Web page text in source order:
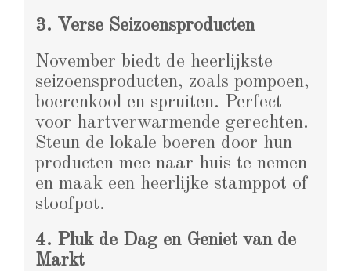
3. Verse Seizoensproducten
November biedt de heerlijkste
seizoensproducten, zoals pompoen,
boerenkool en spruiten. Perfect
voor hartverwarmende gerechten.
Steun de lokale boeren door hun
producten mee naar huis te nemen
en maak een heerlijke stamppot of
stoofpot.
4. Pluk de Dag en Geniet van de
Markt